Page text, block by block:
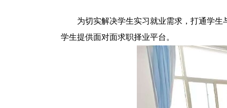
为切实解决学生实习就业需求， 打通学生
学生提供面对面求职择业平台 。